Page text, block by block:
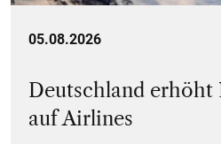
05.08.2026
Deutschland
auf Airlines